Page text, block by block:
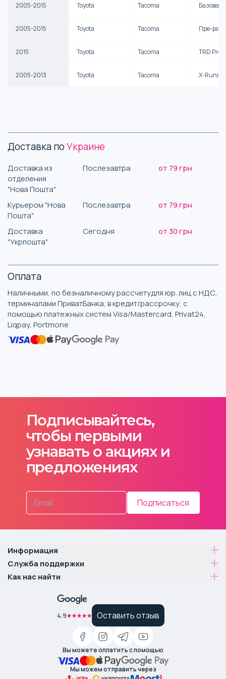
2005-2015 Toyota Tacoma Базовая
2005-2015 Toyota Tacoma Пре-
2015 Toyota Tacoma TRD Pro
2005-2013 Toyota Tacoma X-Runner
Доставка поУкраине
Доставка из
отделения
"Нова Пошта"
Послезавтра от 79 грн
Курьером "Нова
Пошта"
Послезавтра от 79 грн
Доставка
"Укрпошта"
Сегодня от 30 грн
Оплата
Наличными, по безналичному рассчетудля юр. лиц с НДС,
терминалами ПриватБанка, в кредит/рассрочку, с
помощью платежных систем Visa/Mastercard, Privat24,
Liqpay, Portmone
Подписывайтесь,
чтобы первыми
узнавать о акциях и
предложениях
Подписаться
Информация
Служба поддержки
Как нас найти
4.9 Оставить отзыв
Вы можете оплатить с помощью
Мы можем отправить через